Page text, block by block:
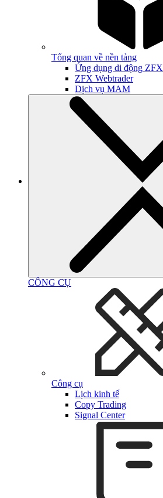
Tổng quan về nền tảng
Ứng dụng di động ZFX
ZFX Webtrader
Dịch vụ MAM
CÔNG CỤ
Công cụ
Lịch kinh tế
Copy Trading
Signal Center